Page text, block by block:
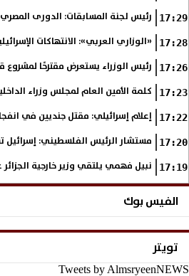
17:29 رئيس لجنة المسابقات: الدورى المصري سيبدأ يوم 21
17:28 «الوزاري العربي»: الانتهاكات
17:26 رئيس الوزراء يستعرض مقترحًا لمشروع
17:23 كلمة الأمين العام لمجلس وزراء الداخلية العرب
17:22 إعلام إسرائيلي: مقتل جنديين في
17:20 مستشار الرئيس الفلسطيني:
17:19 نبيل فهمي يلتقي وزير خارجية
الفيس بوك
تويتر
Tweets by AlmsryeenNEWS